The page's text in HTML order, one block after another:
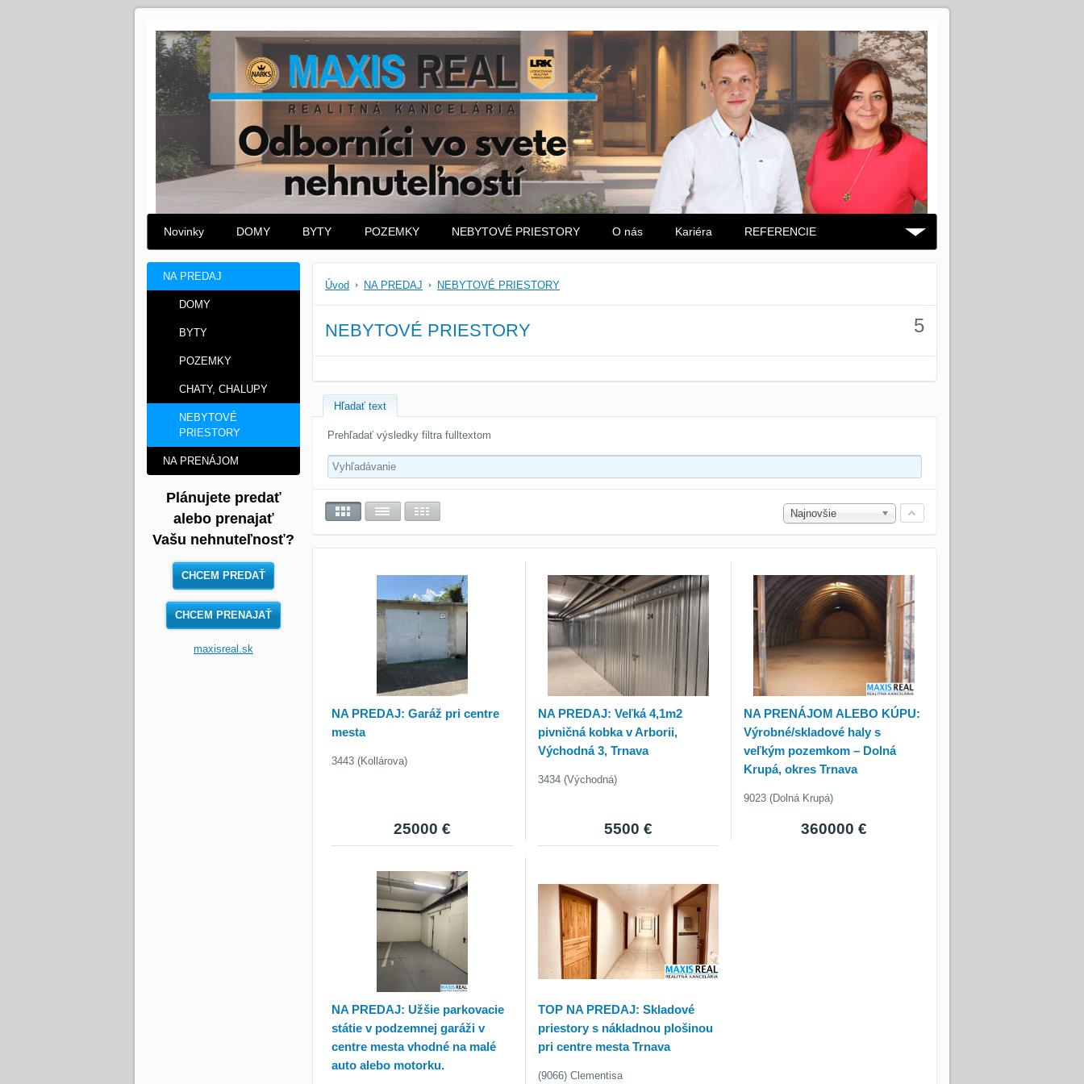
Novinky DOMY BYTY POZEMKY NEBYTOVÉ PRIESTORY O nás Kariéra REFERENCIE
Úvod NA PREDAJ NEBYTOVÉ PRIESTORY
NEBYTOVÉ PRIESTORY 5
Hľadať text
Prehľadať výsledky filtra fulltextom
Najnovšie
NA PREDAJ: Garáž pri centre
mesta
3443 (Kollárova)
25000 €
NA PREDAJ: Veľká 4,1m2
pivničná kobka v Arborii,
Východná 3, Trnava
3434 (Východná)
5500 €
NA PRENÁJOM ALEBO KÚPU:
Výrobné/skladové haly s
veľkým pozemkom – Dolná
Krupá, okres Trnava
9023 (Dolná Krupá)
360000 €
NA PREDAJ: Užšie parkovacie
státie v podzemnej garáži v
centre mesta vhodné na malé
auto alebo motorku.
TOP NA PREDAJ: Skladové
priestory s nákladnou plošinou
pri centre mesta Trnava
(9066) Clementisa
NA PREDAJ
DOMY
BYTY
POZEMKY
CHATY, CHALUPY
NEBYTOVÉ
PRIESTORY
NA PRENÁJOM
Plánujete predať
alebo prenajať
Vašu nehnuteľnosť?
CHCEM PREDAŤ
CHCEM PRENAJAŤ
maxisreal.sk